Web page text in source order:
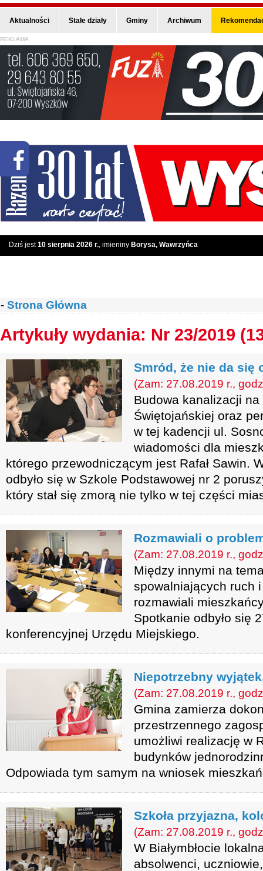
Aktualności Stałe działy Gminy Archiwum
REKLAMA
Dziś jest10 sierpnia 2026 r., imieniny Borysa, Wawrzyńca
- Strona Główna
Artykuły wydania: Nr 23/2019
Smród, że nie da się
(Zam: 27.08.2019 r.,
Budowa kanalizacji
Świętojańskiej oraz
w tej kadencji ul.
wiadomości dla
którego przewodniczącym jest Rafał Sawin.
odbyło się w Szkole Podstawowej nr 2
który stał się zmorą nie tylko w tej części
Rozmawiali o
(Zam: 27.08.2019 r.,
Między innymi na
spowalniających ruch
rozmawiali
Spotkanie odbyło się
konferencyjnej Urzędu Miejskiego.
Niepotrzebny
(Zam: 27.08.2019 r.,
Gmina zamierza
przestrzennego
umożliwi realizację w
budynków
Odpowiada tym samym na wniosek
Szkoła przyjazna,
(Zam: 27.08.2019 r.,
W Białymbłocie
absolwenci,